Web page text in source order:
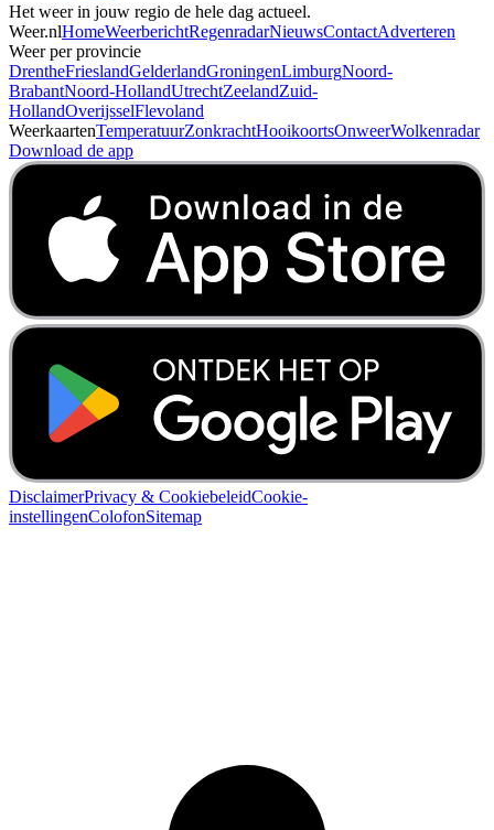
Het weer in jouw regio de hele dag actueel.
Weer.nlHomeWeerberichtRegenradarNieuwsContactAdverteren
Weer per provincie
DrentheFrieslandGelderlandGroningenLimburgNoord-
BrabantNoord-HollandUtrechtZeelandZuid-
HollandOverijsselFlevoland
WeerkaartenTemperatuurZonkrachtHooikoortsOnweerWolkenradar
Download de app
DisclaimerPrivacy & CookiebeleidCookie-
instellingenColofonSitemap